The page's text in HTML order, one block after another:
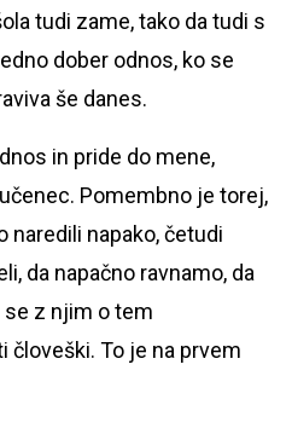
tudi zame, tako da tudi s
dober odnos, ko se
še danes.
in pride do mene,
Pomembno je torej,
naredili napako, četudi
da napačno ravnamo, da
z njim o tem
človeški. To je na prvem